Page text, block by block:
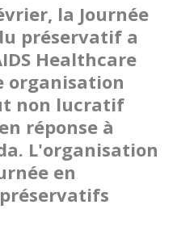
la Journée
préservatif a
Healthcare
organisation
non lucratif
réponse à
L'organisation
en